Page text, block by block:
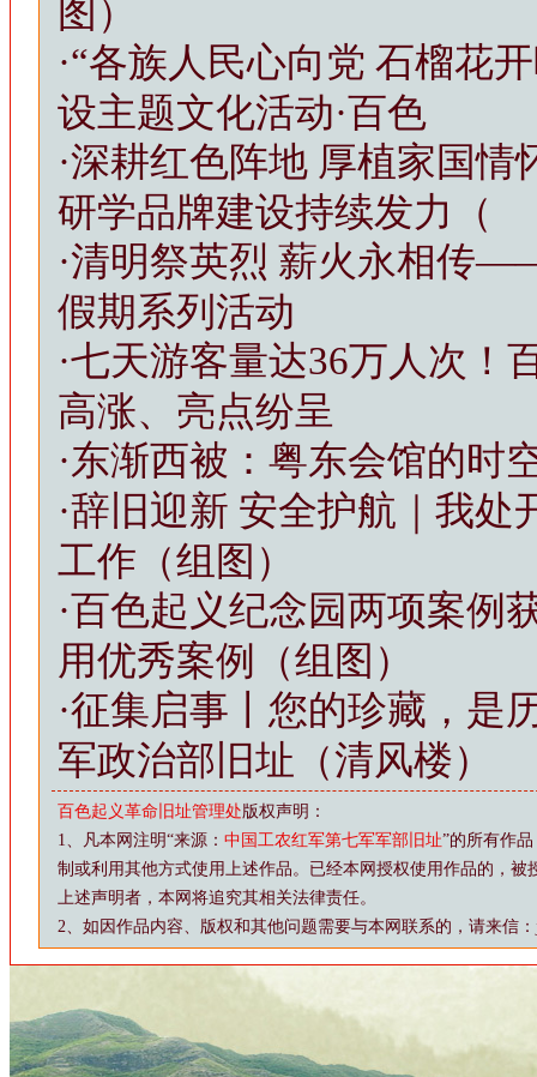
图）
·“各族人民心向党 石榴花
设主题文化活动·百色
·深耕红色阵地 厚植家国
研学品牌建设持续发力（
·清明祭英烈 薪火永相传
假期系列活动
·七天游客量达36万人次！
高涨、亮点纷呈
·东渐西被：粤东会馆的时
·辞旧迎新 安全护航｜我处
工作（组图）
·百色起义纪念园两项案例
用优秀案例（组图）
·征集启事丨您的珍藏，
军政治部旧址（清风楼）
百色起义革命旧址管理处版权声明：
1、凡本网注明“来源： 中国工农红军第七军军部旧址”的所有作
制或利用其他方式使用上述作品。已经本网授权使用作品的，被
上述声明者，本网将追究其相关法律责任。
2、如因作品内容、版权和其他问题需要与本网联系的，请来信：